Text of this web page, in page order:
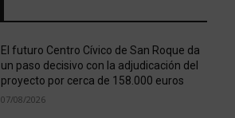
El futuro Centro Cívico de San Roque da
un paso decisivo con la adjudicación del
proyecto por cerca de 158.000 euros
07/08/2026